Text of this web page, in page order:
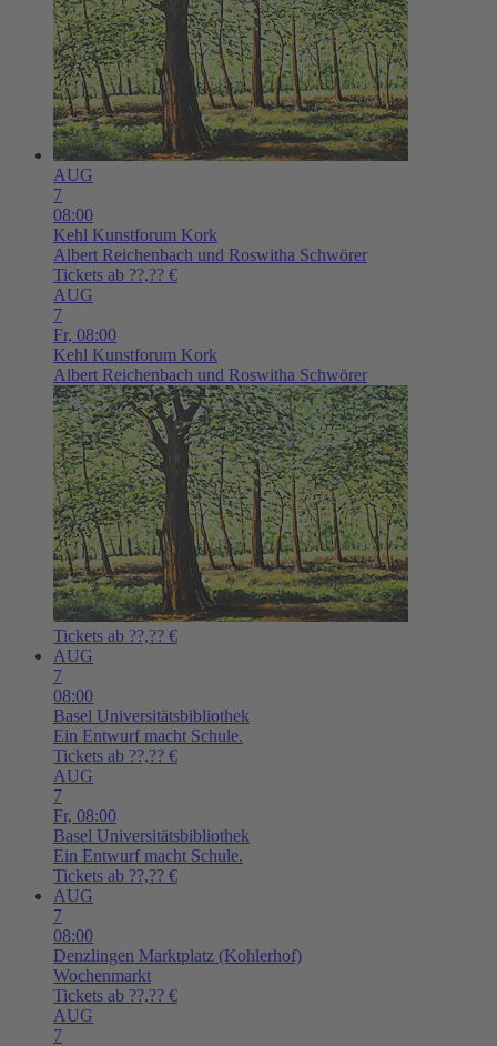
AUG
7
08:00
Kehl Kunstforum Kork
Albert Reichenbach und Roswitha Schwörer
Tickets ab ??,?? €
AUG
7
Fr, 08:00
Kehl Kunstforum Kork
Albert Reichenbach und Roswitha Schwörer
Tickets ab ??,?? €
AUG
7
08:00
Basel Universitätsbibliothek
Ein Entwurf macht Schule.
Tickets ab ??,?? €
AUG
7
Fr, 08:00
Basel Universitätsbibliothek
Ein Entwurf macht Schule.
Tickets ab ??,?? €
AUG
7
08:00
Denzlingen Marktplatz (Kohlerhof)
Wochenmarkt
Tickets ab ??,?? €
AUG
7